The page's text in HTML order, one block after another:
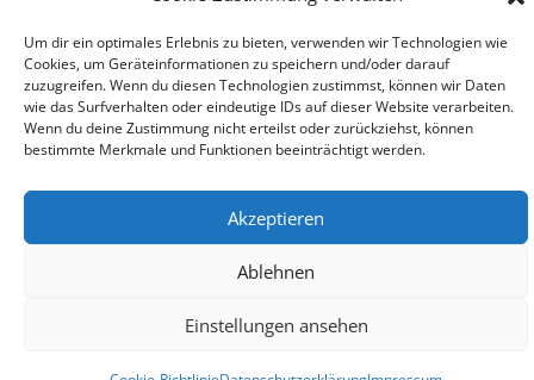
Um dir ein optimales Erlebnis zu bieten, verwenden wir Technologien wie
Cookies, um Geräteinformationen zu speichern und/oder darauf
zuzugreifen. Wenn du diesen Technologien zustimmst, können wir Daten
wie das Surfverhalten oder eindeutige IDs auf dieser Website verarbeiten.
Wenn du deine Zustimmung nicht erteilst oder zurückziehst, können
bestimmte Merkmale und Funktionen beeinträchtigt werden.
Akzeptieren
Ablehnen
Einstellungen ansehen
Impressum